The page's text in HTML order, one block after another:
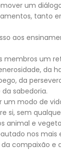
um
tanto
aos
membros um
da
da
sabedoria.
um modo de
si, sem
animal e
nos mais
compaixão e